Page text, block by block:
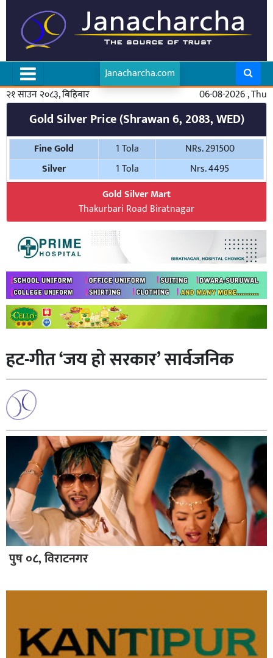
Janacharcha.com
२१ साउन २०८३, बिहिबार
06-08-2026 , Thu
Gold Silver Price (Shrawan 6, 2083, WED)
Fine Gold 1 Tola
NRs. 291500
Silver
1 Tola
Nrs. 4495
Gold Silver Mart
Thakurbari Road Biratnagar
हट-गीत ‘जय हो सरकार’ सार्वजनिक
पुष ०८, विराटनगर